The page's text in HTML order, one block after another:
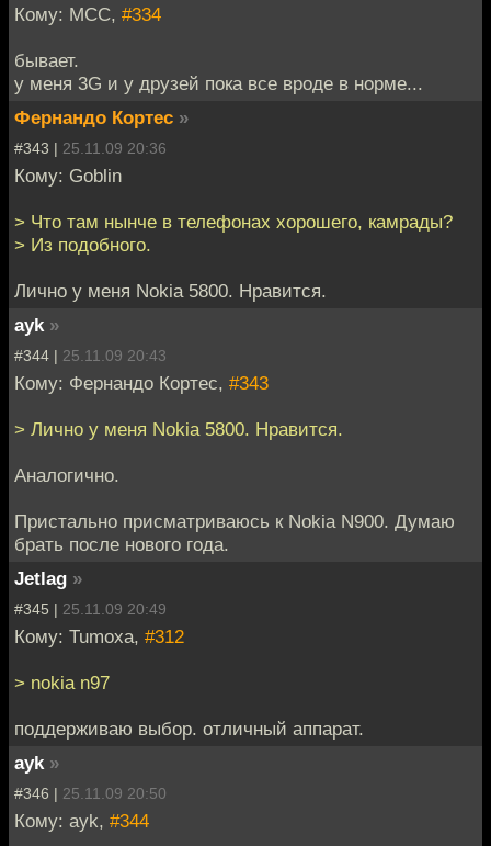
Кому: MCC, #334
бывает.
у меня 3G и у друзей пока все вроде в норме...
Фернандо Кортес »
#343 | 25.11.09 20:36
Кому: Goblin
> Что там нынче в телефонах хорошего, камрады?
> Из подобного.
Лично у меня Nokia 5800. Нравится.
ayk »
#344 | 25.11.09 20:43
Кому: Фернандо Кортес, #343
> Лично у меня Nokia 5800. Нравится.
Аналогично.
Пристально присматриваюсь к Nokia N900. Думаю
брать после нового года.
Jetlag »
#345 | 25.11.09 20:49
Кому: Tumoxa, #312
> nokia n97
поддерживаю выбор. отличный аппарат.
ayk »
#346 | 25.11.09 20:50
Кому: ayk, #344